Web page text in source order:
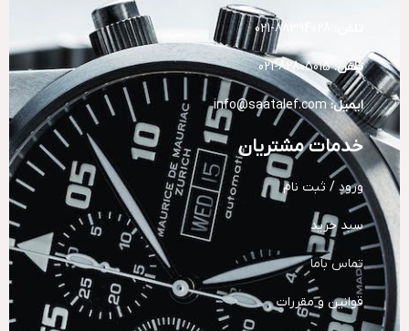
تلفن:82805015-021
ایمیل: info@saatalef.com
خدمات مشتریان
ورود / ثبت نام
سبد خرید
تماس باما
قوانین و مقررات